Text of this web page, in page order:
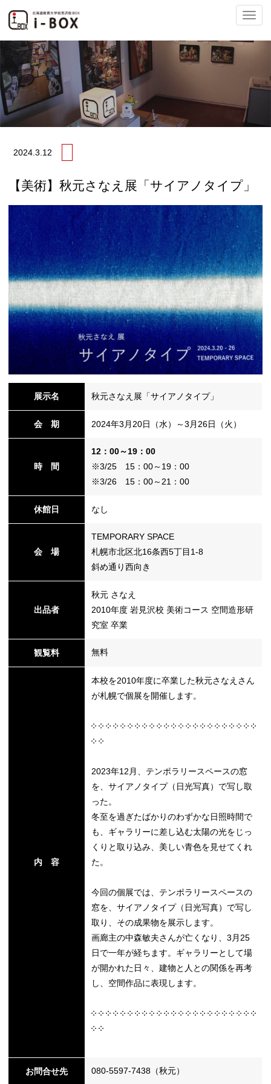
ナ
ビ
ー
シ
ョ
2024. 3.12
【美術】秋元さなえ展「サイアノタイプ」
展示名 秋元さなえ展「サイアノタイプ」
会 期 2024年3月20日（水）～3月26日（火）
時 間
12：00～19：00
※3/25 15：00～19：00
※3/26 15：00～21：00
休館日 なし
会 場
TEMPORARY SPACE
札幌市北区北16条西5丁目1-8
斜め通り西向き
出品者
秋元 さなえ
2010年度 岩見沢校 美術コース 空間造形研
究室 卒業
観覧料 無料
内 容
本校を2010年度に卒業した秋元さなえさん
が札幌で個展を開催します。
༶ ༶ ༶ ༶ ༶ ༶ ༶ ༶ ༶ ༶ ༶ ༶ ༶ ༶ ༶ ༶ ༶ ༶ ༶ ༶ ༶ ༶ ༶
༶ ༶
2023年12月、テンポラリースペースの窓
を、サイアノタイプ（日光写真）で写し取
った。
冬至を過ぎたばかりのわずかな日照時間で
も、ギャラリーに差し込む太陽の光をじっ
くりと取り込み、美しい青色を見せてくれ
た。
今回の個展では、テンポラリースペースの
窓を、サイアノタイプ（日光写真）で写し
取り、その成果物を展示します。
画廊主の中森敏夫さんが亡くなり、3月25
日で一年が経ちます。ギャラリーとして場
が開かれた日々、建物と人との関係を再考
し、空間作品に表現します。
༶ ༶ ༶ ༶ ༶ ༶ ༶ ༶ ༶ ༶ ༶ ༶ ༶ ༶ ༶ ༶ ༶ ༶ ༶ ༶ ༶ ༶ ༶
༶ ༶
お問合せ先 080-5597-7438（秋元）